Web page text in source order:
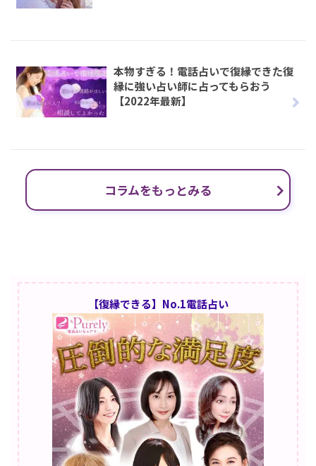
本物すぎる！電話占いで復縁できた復
縁に強い占い師に占ってもらおう
【2022年最新】
コラムをもっとみる
【復縁できる】No.1電話占い